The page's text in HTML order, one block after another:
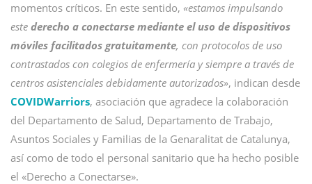
momentos críticos. En este sentido, «estamos impulsando
este derecho a conectarse mediante el uso de dispositivos
móviles facilitados gratuitamente, con protocolos de uso
contrastados con colegios de enfermería y siempre a través de
centros asistenciales debidamente autorizados», indican desde
COVIDWarriors, asociación que agradece la colaboración
del Departamento de Salud, Departamento de Trabajo,
Asuntos Sociales y Familias de la Genaralitat de Catalunya,
así como de todo el personal sanitario que ha hecho posible
el «Derecho a Conectarse».